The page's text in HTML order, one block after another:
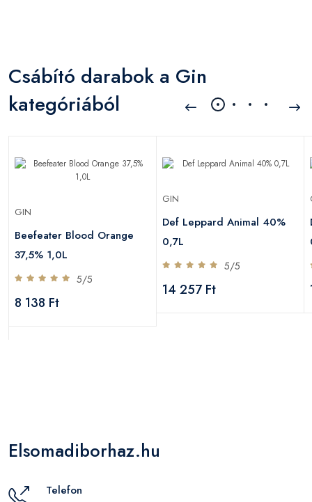
Csábító darabok a Gin
kategóriából
GIN
Beefeater Blood Orange
37,5% 1,0L
5/5
8 138 Ft
GIN
Def Leppard Animal 40%
0,7L
5/5
14 257 Ft
Elsomadiborhaz.hu
Telefon